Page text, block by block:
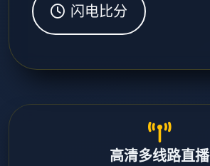
闪电比分
高清多线路直播